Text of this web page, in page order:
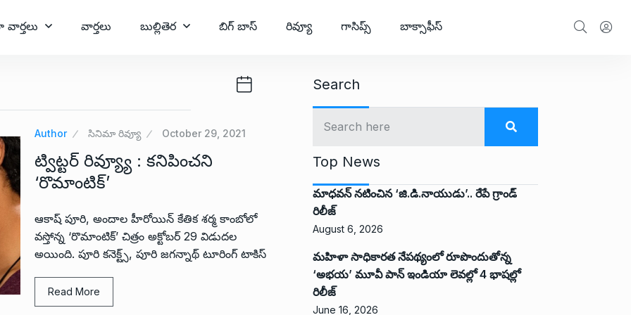
వార్తలు బుల్లితెర బిగ్ బాస్ రివ్యూ గాసిప్స్ బాక్సాఫీస్
Author సినిమా రివ్యూ October 29, 2021
ట్విట్టర్ రివ్య్యూ : కనిపించని
‘రొమాంటిక్’
ఆకాష్ పూరి, అందాల హీరోయిన్ కేతిక శర్మ కాంబోలో
వస్తోన్న ‘రొమాంటిక్’ చిత్రం అక్టోబర్ 29 విడుదల
అయింది. పూరి కనెక్ట్స్, పూరి జగన్నాథ్ టూరింగ్ టాకిస్
Read More
Search
Top News
మాధవన్ నటించిన ‘జి.డి.నాయుడు’.. రేపే గ్రాండ్
రిలీజ్
August 6, 2026
మహిళా సాధికారత నేపథ్యంలో రూపొందుతోన్న
‘అభ‌య‌’ మూవీ పాన్ ఇండియా లెవ‌ల్లో 4 భాష‌ల్లో
రిలీజ్
June 16, 2026